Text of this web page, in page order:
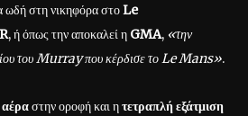
ωδή στη νικηφόρα στοLe
, ή όπως την αποκαλεί η GMA, «την
του Murray που κέρδισε το Le Mans».
αέραστην οροφή και ητετραπλή εξάτμιση